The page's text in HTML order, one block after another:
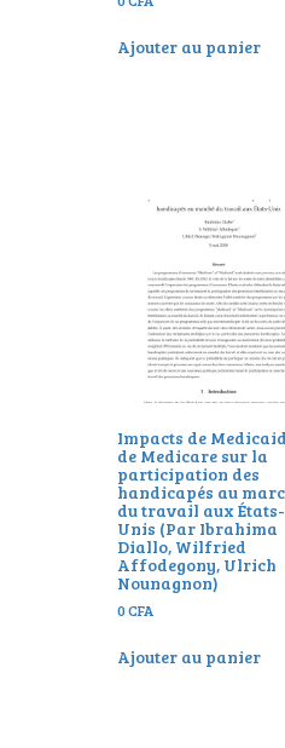
Ajouter au panier
Impacts de
de Medicare sur la
participation des
handicapés au
du travail aux États-
Unis (Par Ibrahima
Diallo, Wilfried
Affodegony, Ulrich
Nounagnon)
0CFA
Ajouter au panier